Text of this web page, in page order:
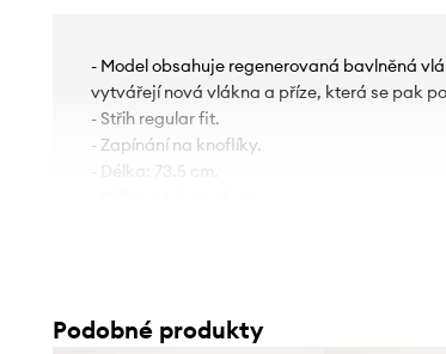
- Model obsahuje regenerovaná bavlněná
vytvářejí nová vlákna a příze, která se pak
- Střih regular fit.
- Zapínání na knoflíky.
- Délka: 73.5 cm.
Podobné produkty